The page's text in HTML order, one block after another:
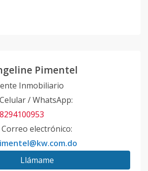
Pimentel
Inmobiliario
Celular / WhatsApp:
Correo electrónico:
Llámame